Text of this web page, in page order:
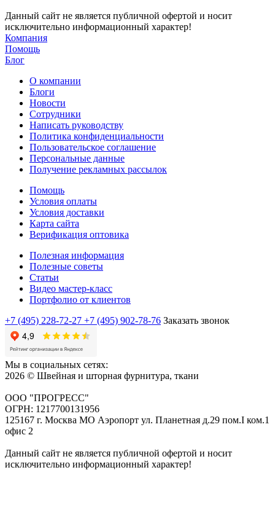
Данный сайт не является публичной офертой и носит
исключительно информационный характер!
Компания
Помощь
Блог
О компании
Блоги
Новости
Сотрудники
Написать руководству
Политика конфиденциальности
Пользовательское соглашение
Персональные данные
Получение рекламных рассылок
Помощь
Условия оплаты
Условия доставки
Карта сайта
Верификация оптовика
Полезная информация
Полезные советы
Статьи
Видео мастер-класс
Портфолио от клиентов
+7 (495) 228-72-27 +7 (495) 902-78-76 Заказать звонок
Мы в социальных сетях:
2026 © Швейная и шторная фурнитура, ткани
ООО "ПРОГРЕСС"
ОГРН: 1217700131956
125167 г. Москва МО Аэропорт ул. Планетная д.29 пом.I ком.1
офис 2
Данный сайт не является публичной офертой и носит
исключительно информационный характер!